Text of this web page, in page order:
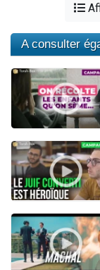
A consulter